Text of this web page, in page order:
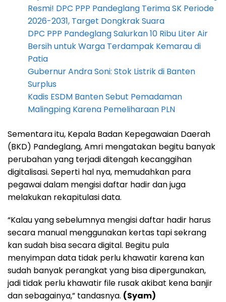
Resmi! DPC PPP Pandeglang Terima SK Periode
2026-2031, Target Dongkrak Suara
DPC PPP Pandeglang Salurkan 10 Ribu Liter Air
Bersih untuk Warga Terdampak Kemarau di
Patia
Gubernur Andra Soni: Stok Listrik di Banten
Surplus
Kadis ESDM Banten Sebut Pemadaman
Malingping Karena Pemeliharaan PLN
Sementara itu, Kepala Badan Kepegawaian Daerah
(BKD) Pandeglang, Amri mengatakan begitu banyak
perubahan yang terjadi ditengah kecanggihan
digitalisasi. Seperti hal nya, memudahkan para
pegawai dalam mengisi daftar hadir dan juga
melakukan rekapitulasi data.
“Kalau yang sebelumnya mengisi daftar hadir harus
secara manual menggunakan kertas tapi sekrang
kan sudah bisa secara digital. Begitu pula
menyimpan data tidak perlu khawatir karena kan
sudah banyak perangkat yang bisa dipergunakan,
jadi tidak perlu khawatir file rusak akibat kena banjir
dan sebagainya,” tandasnya. (Syam)